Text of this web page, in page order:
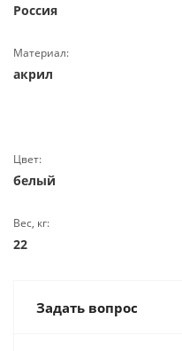
Россия
Материал:
акрил
Цвет:
белый
Вес, кг:
22
Задать вопрос